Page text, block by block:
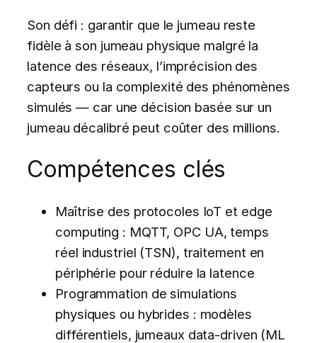
Son défi : garantir que le jumeau reste
fidèle à son jumeau physique malgré la
latence des réseaux, l’imprécision des
capteurs ou la complexité des phénomènes
simulés — car une décision basée sur un
jumeau décalibré peut coûter des millions.
Compétences clés
Maîtrise des protocoles IoT et edge
computing : MQTT, OPC UA, temps
réel industriel (TSN), traitement en
périphérie pour réduire la latence
Programmation de simulations
physiques ou hybrides : modèles
différentiels, jumeaux data-driven (ML